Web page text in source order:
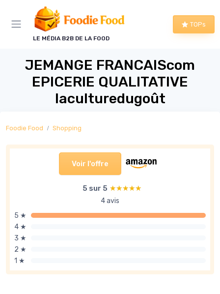
LE MÉDIA B2B DE LA FOOD
TOPs
JEMANGE FRANCAIScom
EPICERIE QUALITATIVE
laculturedugoût
Foodie Food Shopping
Voir l'offre
5 sur 5 ★★★★★
★★★★★
4 avis
5 ★
4 ★
3 ★
2 ★
1 ★
Panneau de gestion des cookies